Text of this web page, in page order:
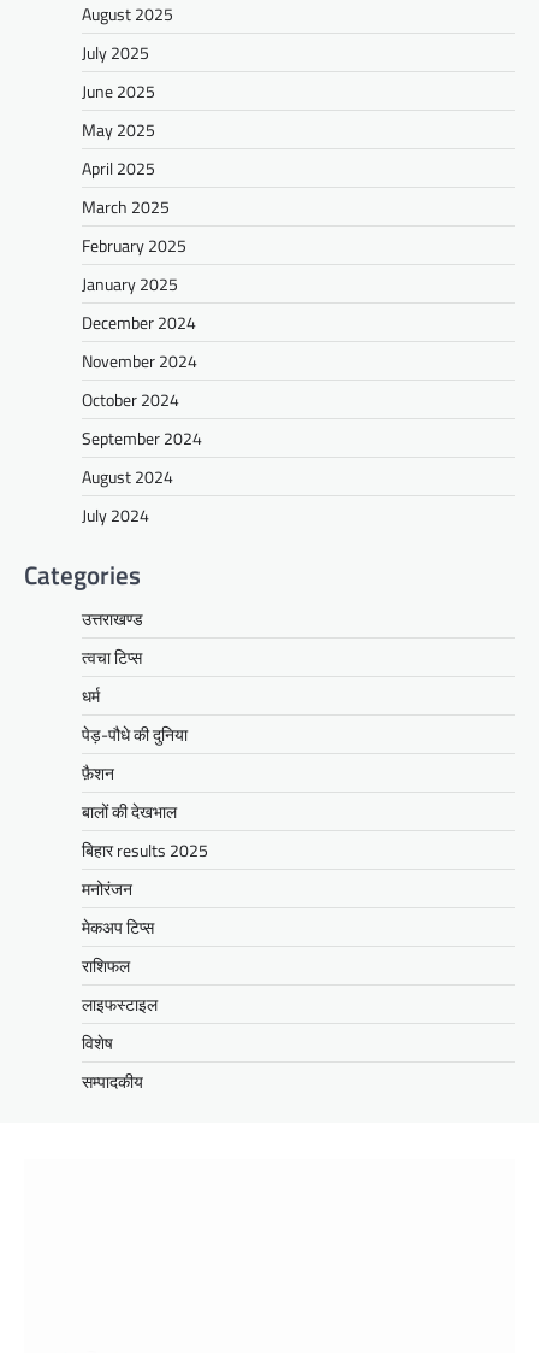
August 2025
July 2025
June 2025
May 2025
April 2025
March 2025
February 2025
January 2025
December 2024
November 2024
October 2024
September 2024
August 2024
July 2024
Categories
उत्तराखण्ड
त्वचा टिप्स
धर्म
पेड़-पौधे की दुनिया
फ़ैशन
बालों की देखभाल
बिहार results 2025
मनोरंजन
मेकअप टिप्स
राशिफल
लाइफस्टाइल
विशेष
सम्पादकीय